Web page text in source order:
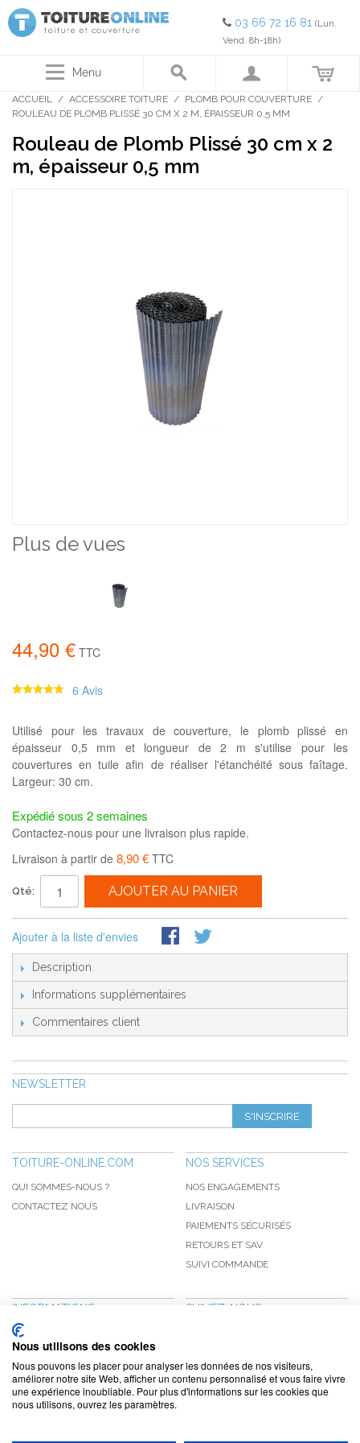
03 66 72 16 81 (Lun.
Vend. 8h-18h)
Menu
ACCUEIL / ACCESSOIRE TOITURE / PLOMB POUR COUVERTURE /
ROULEAU DE PLOMB PLISSÉ 30 CM X 2 M, ÉPAISSEUR 0,5 MM
Rouleau de Plomb Plissé 30 cm x 2
m, épaisseur 0,5 mm
Plus de vues
44,90 € TTC
6 Avis
Utilisé pour les travaux de couverture, le plomb plissé en
épaisseur 0,5 mm et longueur de 2 m s'utilise pour les
couvertures en tuile afin de réaliser l'étanchéité sous faîtage.
Largeur: 30 cm.
Expédié sous 2 semaines
Contactez-nous pour une livraison plus rapide.
Livraison à partir de 8,90 € TTC
Qté: AJOUTER AU PANIER
Ajouter à la liste d'envies
Description
Informations supplémentaires
Commentaires client
NEWSLETTER
S'INSCRIRE
TOITURE-ONLINE.COM
QUI SOMMES-NOUS ?
CONTACTEZ NOUS
NOS SERVICES
NOS ENGAGEMENTS
LIVRAISON
PAIEMENTS SÉCURISÉS
RETOURS ET SAV
SUIVI COMMANDE
INFORMATIONS
NOUVEAUTÉS
PROMOTIONS
CGV
CONFIDENTIALITÉ
MENTIONS LÉGALES
SUIVEZ-NOUS
NOTRE BLOG
Nous utilisons des cookies
Nous pouvons les placer pour analyser les données de nos visiteurs,
améliorer notre site Web, afficher un contenu personnalisé et vous faire vivre
une expérience inoubliable. Pour plus d'informations sur les cookies que
nous utilisons, ouvrez les paramètres.